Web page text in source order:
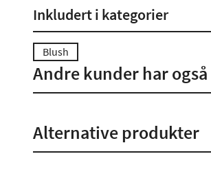
Inkludert i kategorier
Blush
Andre kunder har
Alternative produkter